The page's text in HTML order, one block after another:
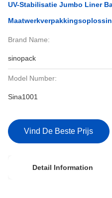
UV-Stabilisatie Jumbo Liner
Brand Name:
sinopack
Model Number:
Sina1001
Vind De Beste Prijs
Detail Information